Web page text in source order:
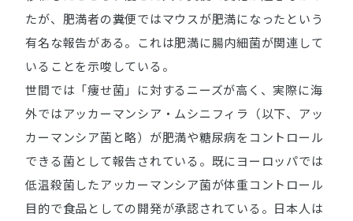
たが、肥満者の糞便ではマウスが肥満になったという
有名な報告がある。これは肥満に腸内細菌が関連して
いることを示唆している。
世間では「痩せ菌」に対するニーズが高く、実際に海
外ではアッカーマンシア・ムシニフィラ（以下、アッ
カーマンシア菌と略）が肥満や糖尿病をコントロール
できる菌として報告されている。既にヨーロッパでは
低温殺菌したアッカーマンシア菌が体重コントロール
目的で食品としての開発が承認されている。日本人は